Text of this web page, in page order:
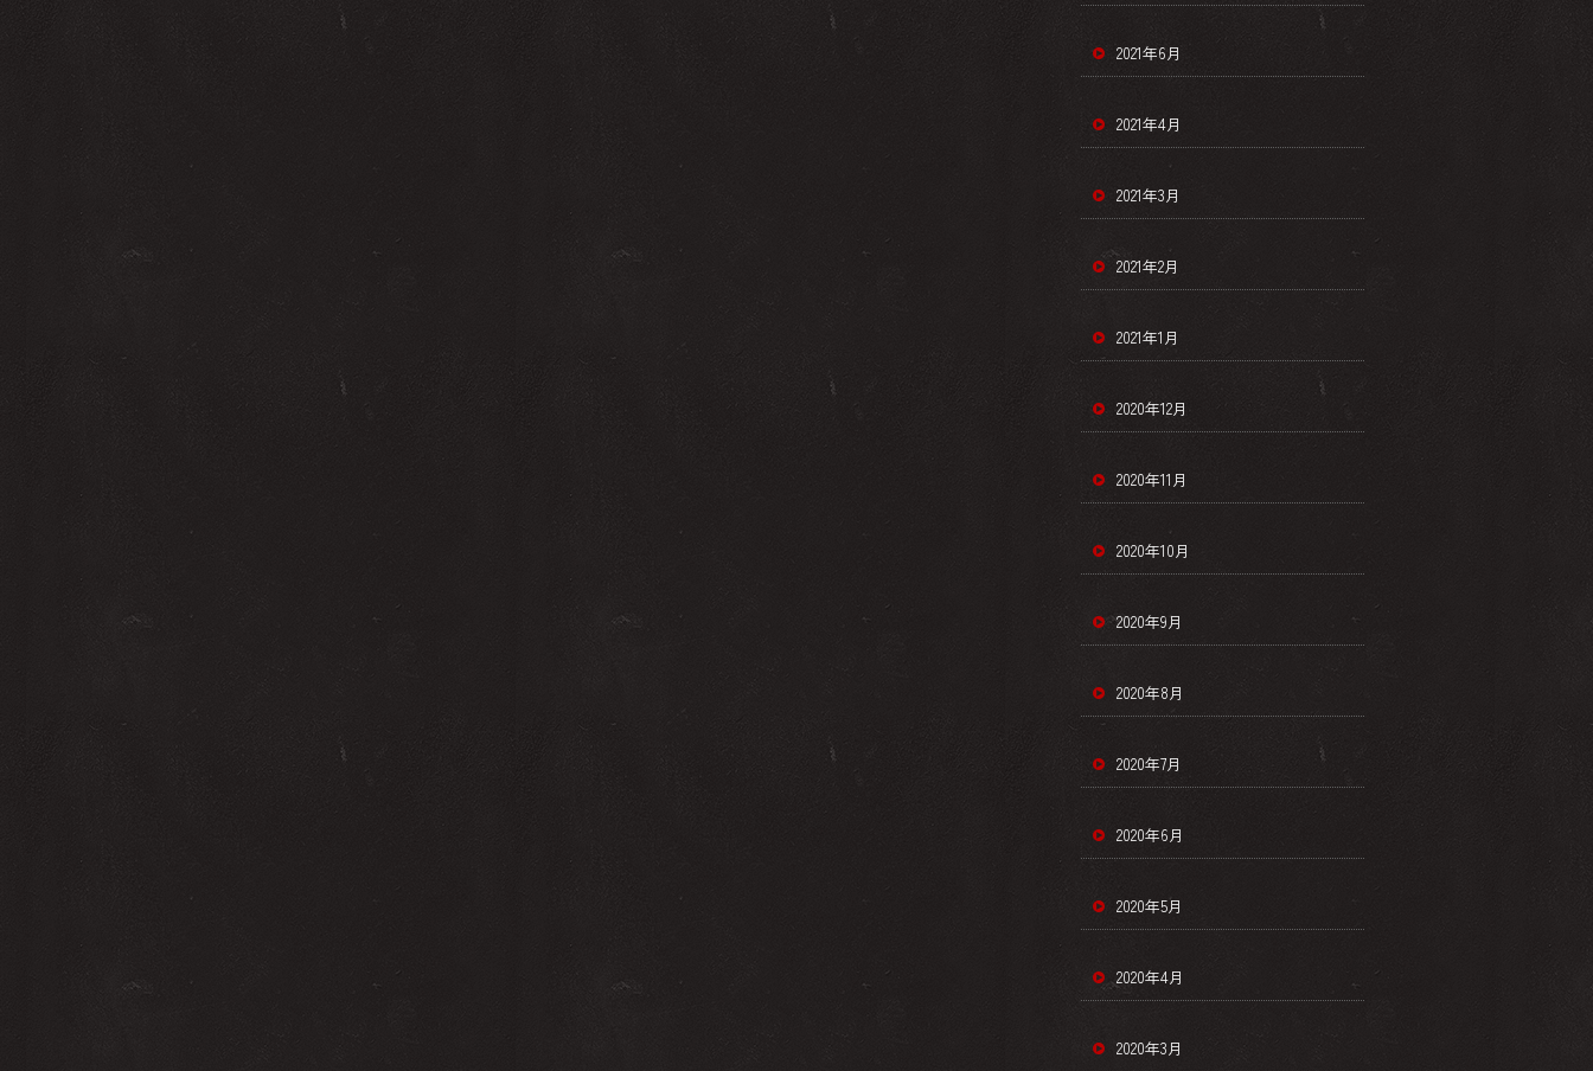
2021年6月
2021年4月
2021年3月
2021年2月
2021年1月
2020年12月
2020年11月
2020年10月
2020年9月
2020年8月
2020年7月
2020年6月
2020年5月
2020年4月
2020年3月